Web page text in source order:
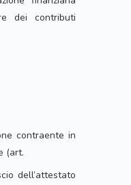
dei contributi
contraente in
(art.
dell’attestato